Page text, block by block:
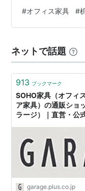
ス家具選びで悩む
より、オフィス環
る企業が多く、机
の関心が高まって
選べばいいかわか
#オフィス家具 #
ネットで話題
913 ブックマーク
SOHO家具（オフィ
ア家具）の通販ショ
ラージ）｜直営・公
garage.plus.co.jp